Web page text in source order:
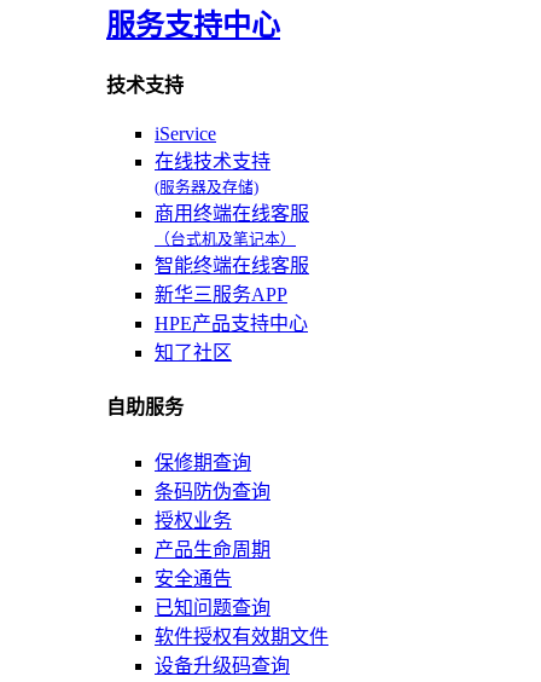
服务支持中心
技术支持
iService
在线技术支持
(服务器及存储)
商用终端在线客服
（台式机及笔记本）
智能终端在线客服
新华三服务APP
HPE产品支持中心
知了社区
自助服务
保修期查询
条码防伪查询
授权业务
产品生命周期
安全通告
已知问题查询
软件授权有效期文件
设备升级码查询